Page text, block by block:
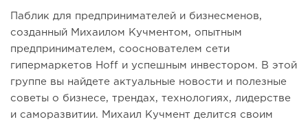
Паблик для предпринимателей и бизнесменов,
созданный Михаилом Кучментом, опытным
предпринимателем, сооснователем сети
гипермаркетов Hoff и успешным инвестором. В этой
группе вы найдете актуальные новости и полезные
советы о бизнесе, трендах, технологиях, лидерстве
и саморазвитии. Михаил Кучмент делится своим